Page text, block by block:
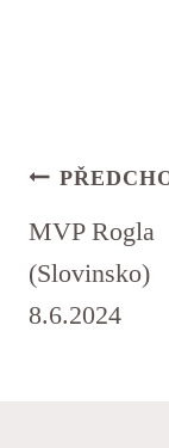
PRO
MVP Rogla
(Slovinsko)
8.6.2024